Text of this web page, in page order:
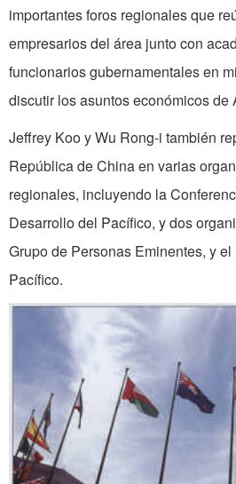
importantes foros regionales que
empresarios del área junto con
funcionarios guberna­mentales en
discutir los asuntos económicos de
Jeffrey Koo y Wu Rong-i también
República de China en varias
regionales, incluyendo la
Desarrollo del Pacífico, y dos
Grupo de Personas Eminentes, y
Pacífico.